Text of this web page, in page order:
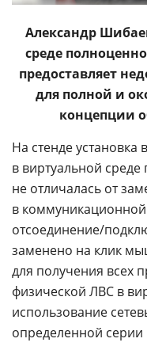
Александр
среде
предоставляет
для полной и
концепции
На стенде установка
в виртуальной среде
не отличалась от
в коммуникационной
отсоединение/
заменено на клик
для получения всех
физической ЛВС в
использование
определенной